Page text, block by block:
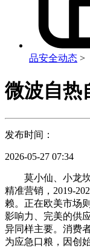
品安全动态 >
微波自热
发布时间：
2026-05-27 07:34
莫小仙、小龙坎
精准营销，2019-
赖。正在欧美市场
影响力、完美的供
异同样主要。消费
为应急口粮，因创